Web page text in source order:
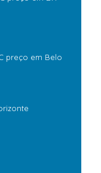
preço em Belo